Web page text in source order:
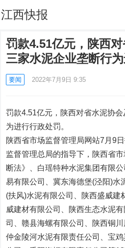
江西快报
罚款4.51亿元，陕西
三家水泥企业垄断行
要闻 2022年7月9日 9:35
罚款4.51亿元，陕西对省水泥协
为进行行政处罚。
陕西省市场监督管理局网站7月9
监督管理总局的指导下，陕西省
断法》、白瑶特种水泥集团有限
易有限公司、冀东海德堡(泾阳)水
(扶风)水泥有限公司、陕西盛威建
威建材有限公司、陕西生态水泥
司、赣县海螺有限公司、陕西铜
仲金陵河水泥有限责任公司、宝